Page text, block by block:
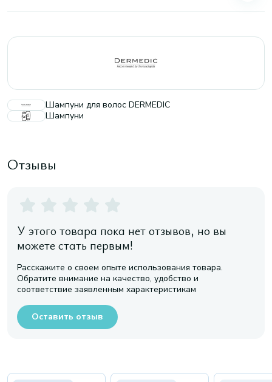
Шампуни для волос DERMEDIC
Шампуни
Отзывы
У этого товара пока нет отзывов, но вы
можете стать первым!
Расскажите о своем опыте использования товара.
Обратите внимание на качество, удобство и
соответствие заявленным характеристикам
Оставить отзыв